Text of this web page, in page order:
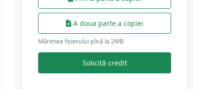
A doua parte a copiei
Mărimea fișierului pînă la 2МB
Solicită credit